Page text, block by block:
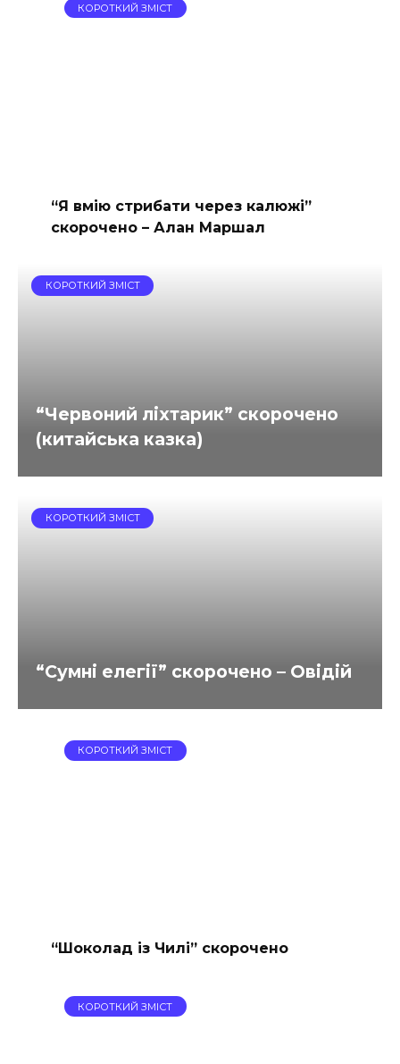
КОРОТКИЙ ЗМІСТ
“Я вмію стрибати через калюжі”
скорочено – Алан Маршал
КОРОТКИЙ ЗМІСТ
“Червоний ліхтарик” скорочено
(китайська казка)
КОРОТКИЙ ЗМІСТ
“Сумні елегії” скорочено – Овідій
КОРОТКИЙ ЗМІСТ
“Шоколад із Чилі” скорочено
КОРОТКИЙ ЗМІСТ